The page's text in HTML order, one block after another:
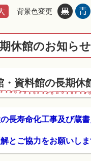
背景色変更
休館のお知らせ
資料館の長期休
長寿命化工事及び蔵
とご協力をお願いしま